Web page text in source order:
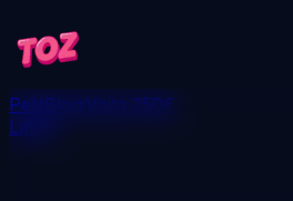
PelitBlogiVoita 250€
Lataa